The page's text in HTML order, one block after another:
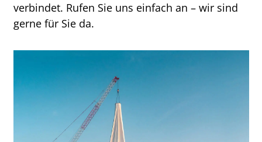
verbindet. Rufen Sie uns einfach an – wir sind
gerne für Sie da.